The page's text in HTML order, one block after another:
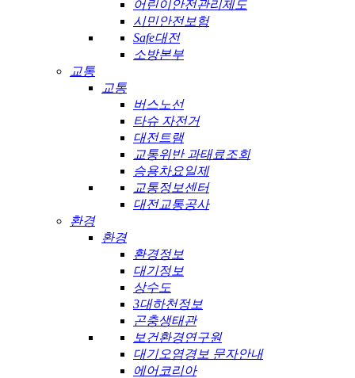
어린이안전관리제도
시민안전보험
Safe대전
소방본부
교통
교통
버스노선
타슈 자전거
대전트램
교통위반 과태료조회
승용차요일제
교통정보센터
대전교통공사
환경
환경
환경정보
대기정보
상수도
3대하천정보
곤충생태관
보건환경연구원
대기오염경보 문자안내
에어코리아